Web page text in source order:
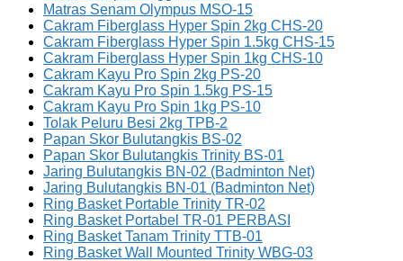
Matras Senam Olympus MSO-15
Cakram Fiberglass Hyper Spin 2kg CHS-20
Cakram Fiberglass Hyper Spin 1.5kg CHS-15
Cakram Fiberglass Hyper Spin 1kg CHS-10
Cakram Kayu Pro Spin 2kg PS-20
Cakram Kayu Pro Spin 1.5kg PS-15
Cakram Kayu Pro Spin 1kg PS-10
Tolak Peluru Besi 2kg TPB-2
Papan Skor Bulutangkis BS-02
Papan Skor Bulutangkis Trinity BS-01
Jaring Bulutangkis BN-02 (Badminton Net)
Jaring Bulutangkis BN-01 (Badminton Net)
Ring Basket Portable Trinity TR-02
Ring Basket Portabel TR-01 PERBASI
Ring Basket Tanam Trinity TTB-01
Ring Basket Wall Mounted Trinity WBG-03